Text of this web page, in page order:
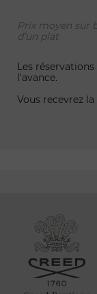
Prix moyen sur
d’un plat
Les
l'avance.
Vous recevrez